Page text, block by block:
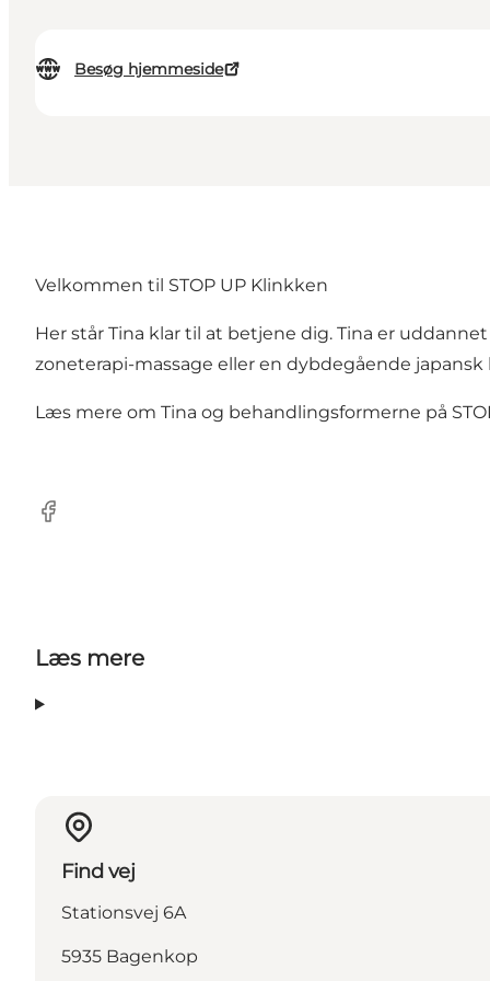
Besøg hjemmeside
Velkommen til STOP UP Klinkken
Her står Tina klar til at betjene dig. Tina er
zoneterapi-massage eller en dybdegående japansk
Læs mere om Tina og behandlingsformerne på
Facebook
Læs mere
Find vej
Stationsvej 6A
5935 Bagenkop